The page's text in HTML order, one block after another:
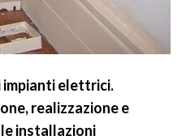
impianti elettrici.
realizzazione e
installazioni